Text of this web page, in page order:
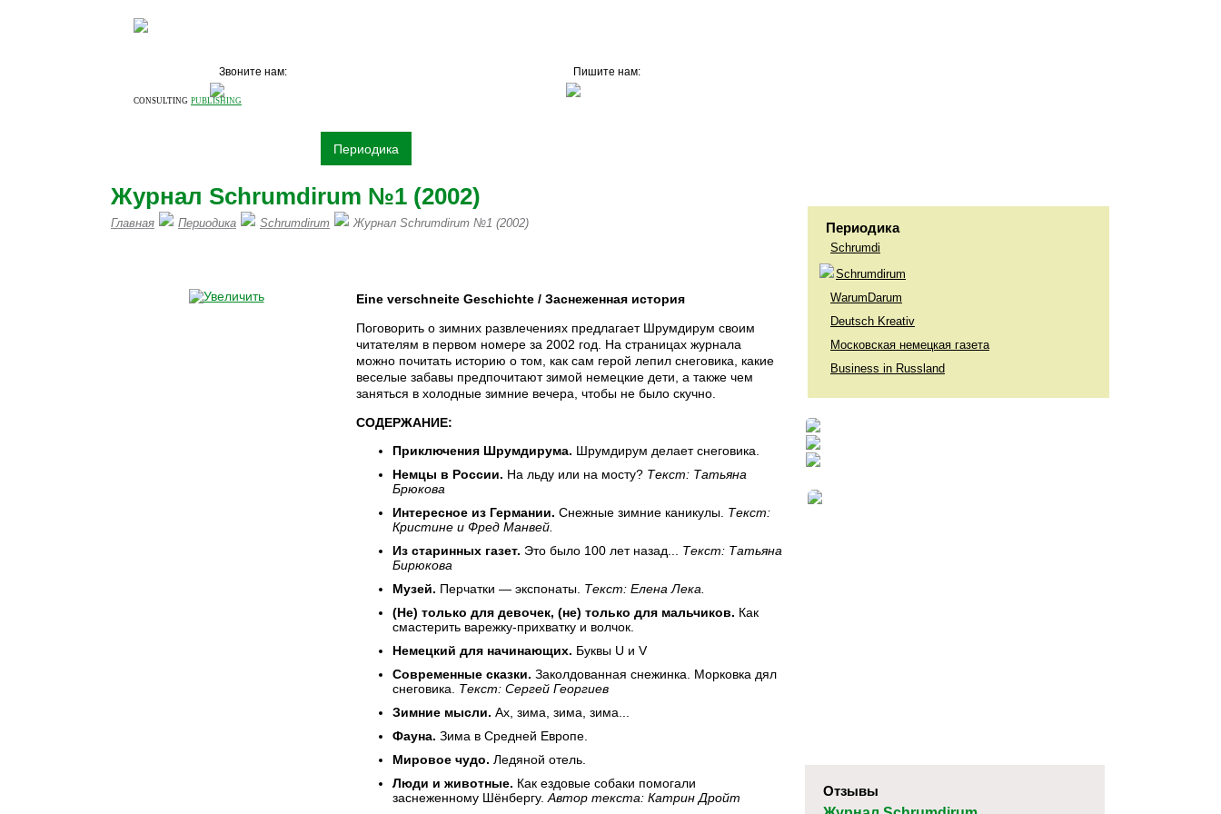
CONSULTING PUBLISHING
Звоните нам: Пишите нам:
Периодика
Журнал Schrumdirum №1 (2002)
Главная Периодика Schrumdirum Журнал Schrumdirum №1 (2002)
Eine verschneite Geschichte / Заснеженная история
Поговорить о зимних развлечениях предлагает Шрумдирум своим
читателям в первом номере за 2002 год. На страницах журнала
можно почитать историю о том, как сам герой лепил снеговика, какие
веселые забавы предпочитают зимой немецкие дети, а также чем
заняться в холодные зимние вечера, чтобы не было скучно.
СОДЕРЖАНИЕ:
Приключения Шрумдирума. Шрумдирум делает снеговика.
Немцы в России. На льду или на мосту? Текст: Татьяна
Брюкова
Интересное из Германии. Снежные зимние каникулы. Текст:
Кристине и Фред Манвей.
Из старинных газет. Это было 100 лет назад... Текст: Татьяна
Бирюкова
Музей. Перчатки — экспонаты. Текст: Елена Лека.
(Не) только для девочек, (не) только для мальчиков. Как
смастерить варежку-прихватку и волчок.
Немецкий для начинающих. Буквы U и V
Современные сказки. Заколдованная снежинка. Морковка дял
снеговика. Текст: Сергей Георгиев
Зимние мысли. Ах, зима, зима, зима...
Фауна. Зима в Средней Европе.
Мировое чудо. Ледяной отель.
Люди и животные. Как ездовые собаки помогали
заснеженному Шёнбергу. Автор текста: Катрин Дройт
Периодика
Schrumdi
Schrumdirum
WarumDarum
Deutsch Kreativ
Московская немецкая газета
Business in Russland
Отзывы